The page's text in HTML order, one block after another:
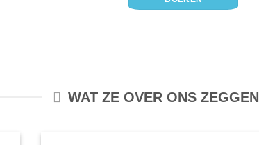
WAT ZE OVER ONS ZEGGEN